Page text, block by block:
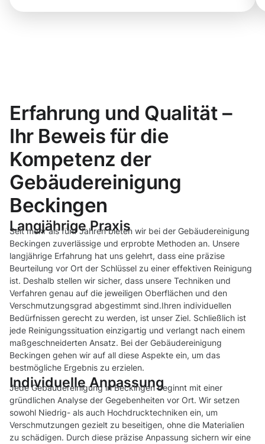
Erfahrung und Qualität –
Ihr Beweis für die
Kompetenz der
Gebäudereinigung
Beckingen
Langjährige Praxis
Seit mehr als fünf Jahren bieten wir bei der Gebäudereinigung
Beckingen zuverlässige und erprobte Methoden an. Unsere
langjährige Erfahrung hat uns gelehrt, dass eine präzise
Beurteilung vor Ort der Schlüssel zu einer effektiven Reinigung
ist. Deshalb stellen wir sicher, dass unsere Techniken und
Verfahren genau auf die jeweiligen Oberflächen und den
Verschmutzungsgrad abgestimmt sind.Ihren individuellen
Bedürfnissen gerecht zu werden, ist unser Ziel. Schließlich ist
jede Reinigungssituation einzigartig und verlangt nach einem
maßgeschneiderten Ansatz. Bei der Gebäudereinigung
Beckingen gehen wir auf all diese Aspekte ein, um das
bestmögliche Ergebnis zu erzielen.
Individuelle Anpassung
Jede Gebäudereinigung in Beckingen beginnt mit einer
gründlichen Analyse der Gegebenheiten vor Ort. Wir setzen
sowohl Niedrig- als auch Hochdrucktechniken ein, um
Verschmutzungen gezielt zu beseitigen, ohne die Materialien
zu schädigen. Durch diese präzise Anpassung sichern wir eine